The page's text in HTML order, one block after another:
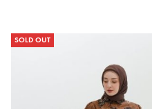
SOLD OUT